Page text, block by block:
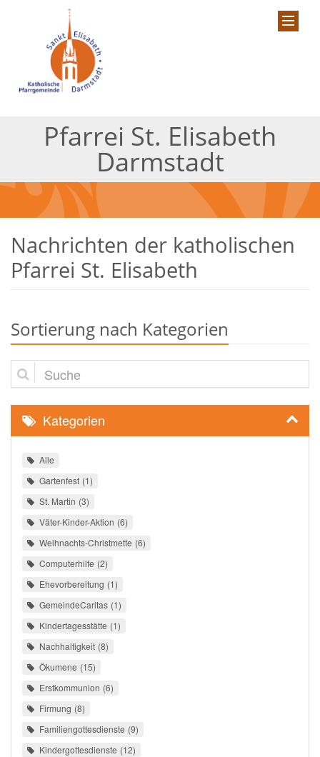
Pfarrei St. Elisabeth
Darmstadt
Nachrichten der katholischen
Pfarrei St. Elisabeth
Sortierung nach Kategorien
Suche
Kategorien
Alle
Gartenfest 1
St. Martin 3
Väter-Kinder-Aktion 6
Weihnachts-Christmette 6
Computerhilfe 2
Ehevorbereitung 1
GemeindeCaritas 1
Kindertagesstätte 1
Nachhaltigkeit 8
Ökumene 15
Erstkommunion 6
Firmung 8
Familiengottesdienste 9
Kindergottesdienste 12